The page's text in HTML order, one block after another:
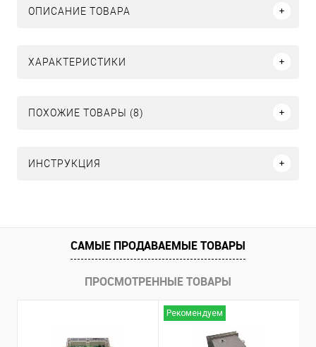
ОПИСАНИЕ ТОВАРА
ХАРАКТЕРИСТИКИ
ПОХОЖИЕ ТОВАРЫ (8)
ИНСТРУКЦИЯ
САМЫЕ ПРОДАВАЕМЫЕ ТОВАРЫ
ПРОСМОТРЕННЫЕ ТОВАРЫ
Рекомендуем